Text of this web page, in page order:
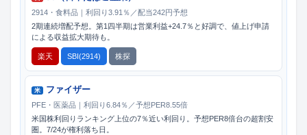
2914・食料品｜利回り3.91％／配当242円予想
2期連続増配予想。第1四半期は営業利益+24.7％と好調で、値上げ申請
による収益拡大期待も。
楽天 SBI(2914) 株探
米 ファイザー
PFE・医薬品｜利回り6.84％／予想PER8.55倍
米国株利回りランキング上位の7％近い利回り。予想PER8倍台の超割安
圏。7/24が権利落ち日。